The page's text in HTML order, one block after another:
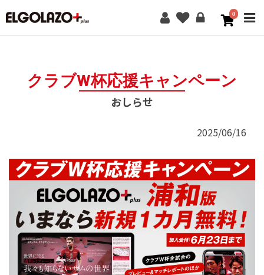
0
クラブW杯応援キャンペーン
おしらせ
2025/06/16